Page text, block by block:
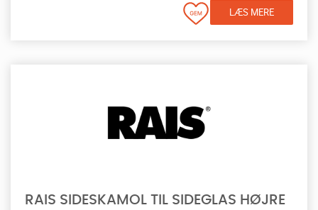
LÆS MERE
RAIS SIDESKAMOL TIL SIDEGLAS HØJRE